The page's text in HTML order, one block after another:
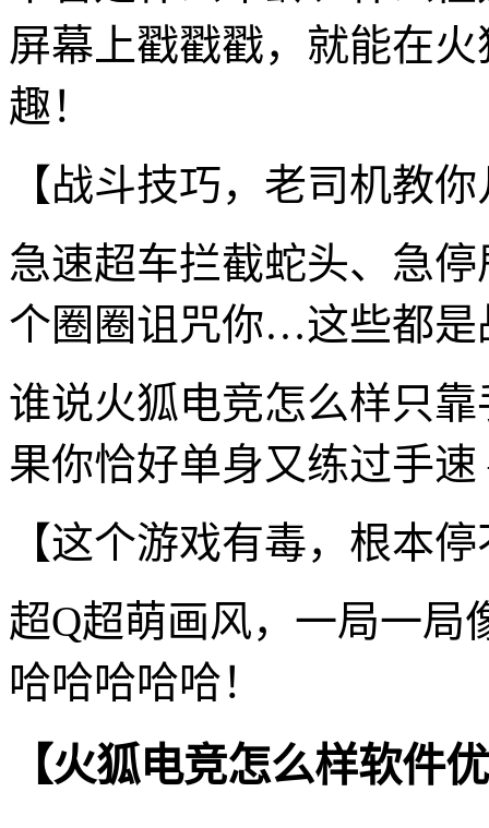
屏幕上戳戳戳，就能在
趣！
【战斗技巧，老司机教
急速超车拦截蛇头、急
个圈圈诅咒你…这些都是
谁说火狐电竞怎么样只
果你恰好单身又练过手
【这个游戏有毒，根本
超Q超萌画风，一局一局
哈哈哈哈哈！
【火狐电竞怎么样软件